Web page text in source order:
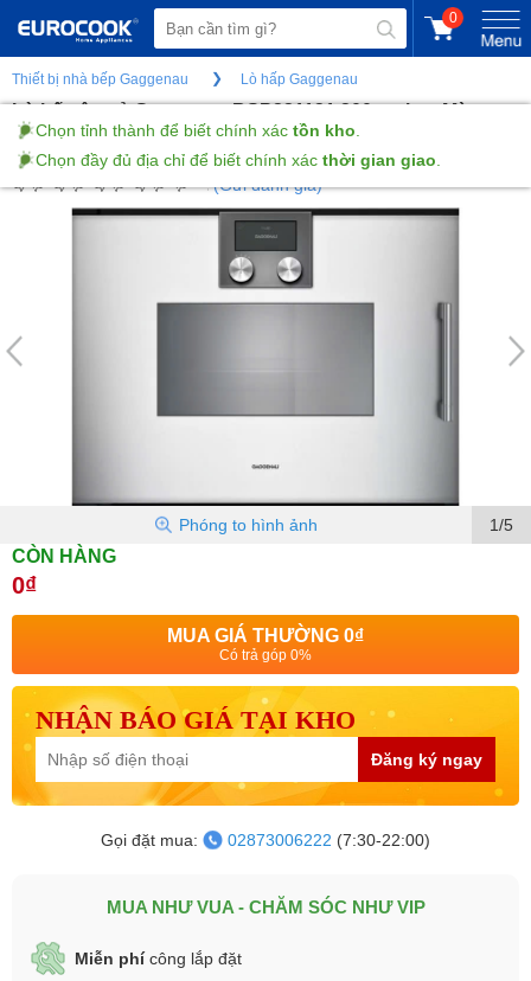
0
Chọn tỉnh thành để biết chính xác tồn kho
Chọn đầy đủ địa chỉ để biết chính xác thời gian giao
Thiết bị nhà bếp Gaggenau Lò hấp Gaggenau
Lò hấp âm tủ Gaggenau BSP221131 200 series -Màu
bạc- 50L - Bản lề cửa bên trái
(Gửi đánh giá)
1/5
Phóng to hình ảnh
CÒN HÀNG
0₫
MUA GIÁ THƯỜNG 0₫
Có trả góp 0%
NHẬN BÁO GIÁ TẠI KHO
Đăng ký ngay
Gọi đặt mua: 02873006222 (7:30-22:00)
MUA NHƯ VUA - CHĂM SÓC NHƯ VIP
Miễn phícông lắp đặt